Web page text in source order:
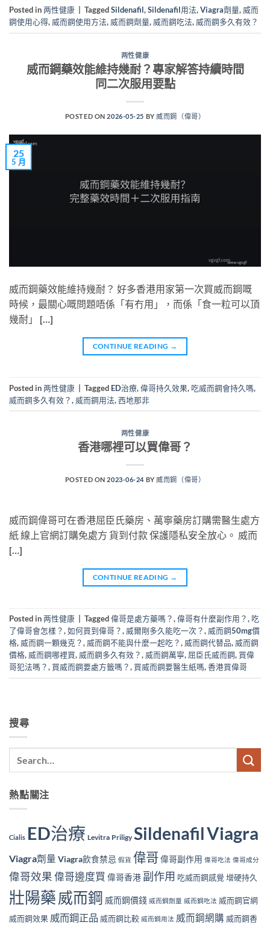
Posted in两性健康 TaggedSildenafil,Sildenafil用法,Viagra劑量, 威而
鋼使用心得, 威而鋼使用方法, 威而鋼劑量, 威而鋼吃法, 威而鋼多久有效？
两性健康
威而鋼藥效能維持幾耐？專家解答持續時間
同二次服用要點
POSTED ON2026-05-25 BY 威而鋼（偉哥）
25
5 月
威而鋼藥效能維持幾耐？ 好多香港用家第一次買威而鋼嘅
時候，最關心嘅問題唔係「有冇用」，而係「食一粒可以頂
幾耐」 […]
CONTINUE READING →
Posted in两性健康 | Tagged ED治療,偉哥持久效果, 吃威而鋼會持久嗎,
威而鋼多久有效？, 威而鋼用法,西地那非
两性健康
香港哪裡可以買偉哥？
POSTED ON2023-06-24 BY 威而鋼（偉哥）
威而鋼偉哥可在香港屈臣氏藥房、萬寧藥房訂購需醫生處方
紙 線上官網訂購免處方 貨到付款 保護隱私安全放心。 威而
[…]
CONTINUE READING →
Posted in两性健康 Tagged偉哥是處方藥嗎？,偉哥有什麼副作用？, 吃
了偉哥會怎樣？,如何買到偉哥？, 威爾剛多久能吃一次？, 威而鋼50mg價
格, 威而鋼一顆幾克？, 威而鋼不能與什麼一起吃？, 威而鋼代替品, 威而鋼
價格, 威而鋼哪裡買, 威而鋼多久有效？, 威而鋼萬寧, 屈臣氏威而鋼, 買偉
哥犯法嗎？, 買威而鋼要處方籤嗎？, 買威而鋼要醫生紙嗎,香港買偉哥
搜尋
熱點關注
Cialis ED治療 Levitra Priligy SildenafilViagra
Viagra劑量 Viagra飲食禁忌 假貨 偉哥偉哥副作用 偉哥吃法 偉哥成分
偉哥效果偉哥邊度買 偉哥香港 副作用 吃威而鋼感覺 增硬持久
壯陽藥 威而鋼 威而鋼價錢 威而鋼劑量 威而鋼吃法 威而鋼官網
威而鋼效果 威而鋼正品 威而鋼比較 威而鋼用法 威而鋼網購 威而鋼香